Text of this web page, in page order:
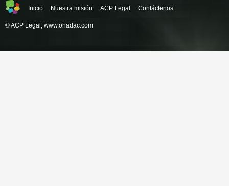
Inicio Nuestra misión ACP Legal Contáctenos
© ACP Legal, www.ohadac.com